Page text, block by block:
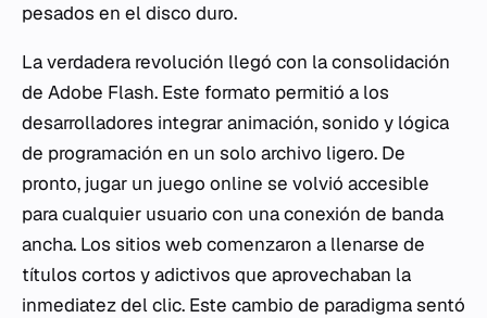
pesados en el disco duro.
La verdadera revolución llegó con la consolidación
de Adobe Flash. Este formato permitió a los
desarrolladores integrar animación, sonido y lógica
de programación en un solo archivo ligero. De
pronto, jugar un juego online se volvió accesible
para cualquier usuario con una conexión de banda
ancha. Los sitios web comenzaron a llenarse de
títulos cortos y adictivos que aprovechaban la
inmediatez del clic. Este cambio de paradigma sentó